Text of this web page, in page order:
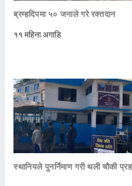
ब्रम्हदिपमा ५० जनाले गरे रक्तदान
११ महिना अगाडि
स्थानियले पुनर्निमाण गरी थली चौकी